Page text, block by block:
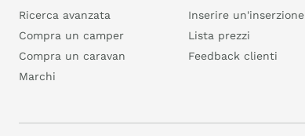
Ricerca avanzata
Compra un camper
Compra un caravan
Marchi
Inserire un'inserzione
Lista prezzi
Feedback clienti